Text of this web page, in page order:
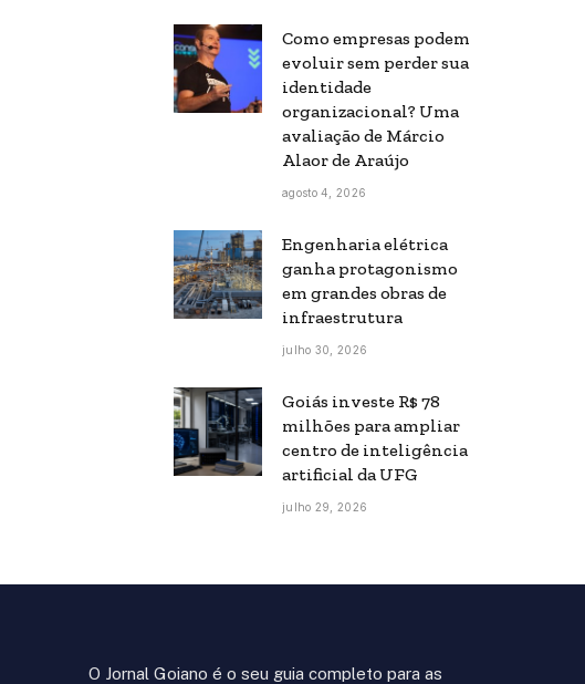
Como empresas podem
evoluir sem perder sua
identidade
organizacional? Uma
avaliação de Márcio
Alaor de Araújo
agosto 4, 2026
Engenharia elétrica
ganha protagonismo
em grandes obras de
infraestrutura
julho 30, 2026
Goiás investe R$ 78
milhões para ampliar
centro de inteligência
artificial da UFG
julho 29, 2026
O Jornal Goiano é o seu guia completo para as